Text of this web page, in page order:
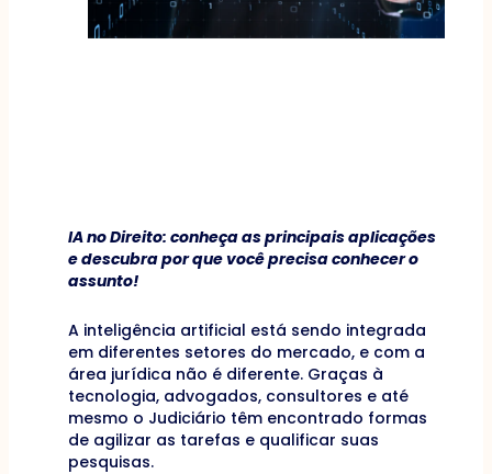
IA no Direito: conheça as principais aplicações
e descubra por que você precisa conhecer o
assunto!
A inteligência artificial está sendo integrada
em diferentes setores do mercado, e com a
área jurídica não é diferente. Graças à
tecnologia, advogados, consultores e até
mesmo o Judiciário têm encontrado formas
de agilizar as tarefas e qualificar suas
pesquisas.